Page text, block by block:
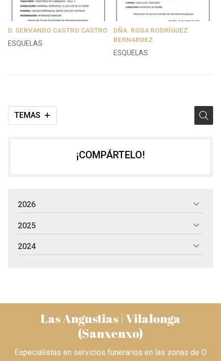
TEMAS
D. SERVANDO CASTRO CASTRO
ESQUELAS
DÑA. ROSA RODRÍGUEZ
BERNARDEZ
ESQUELAS
¡COMPÁRTELO!
2026
2025
2024
Las Angustias | Vilalonga
(Sanxenxo)
Especialistas en servicios funerarios en las zonas de O